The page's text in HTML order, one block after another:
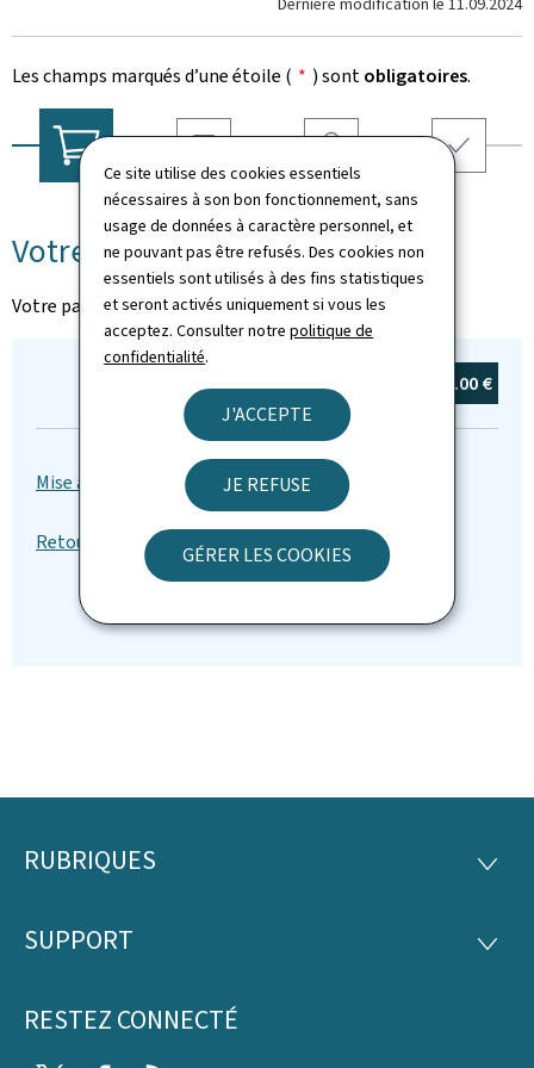
Ce site utilise des cookies essentiels
nécessaires à son bon fonctionnement, sans
usage de données à caractère personnel, et
ne pouvant pas être refusés. Des cookies non
essentiels sont utilisés à des fins statistiques
et seront activés uniquement si vous les
acceptez. Consulter notrepolitique de
confidentialité.
J'ACCEPTE
JE REFUSE
GÉRER LES COOKIES
Les champs marqués d’une étoile ( * ) sontobligatoires.
Votre panier Livraison Adresse Récapitulatif
Votre panier
Votre panier est vide
Total : 0.00 €
Pied
page
RUBRIQUES
SUPPORT
RESTEZ CONNECTÉ